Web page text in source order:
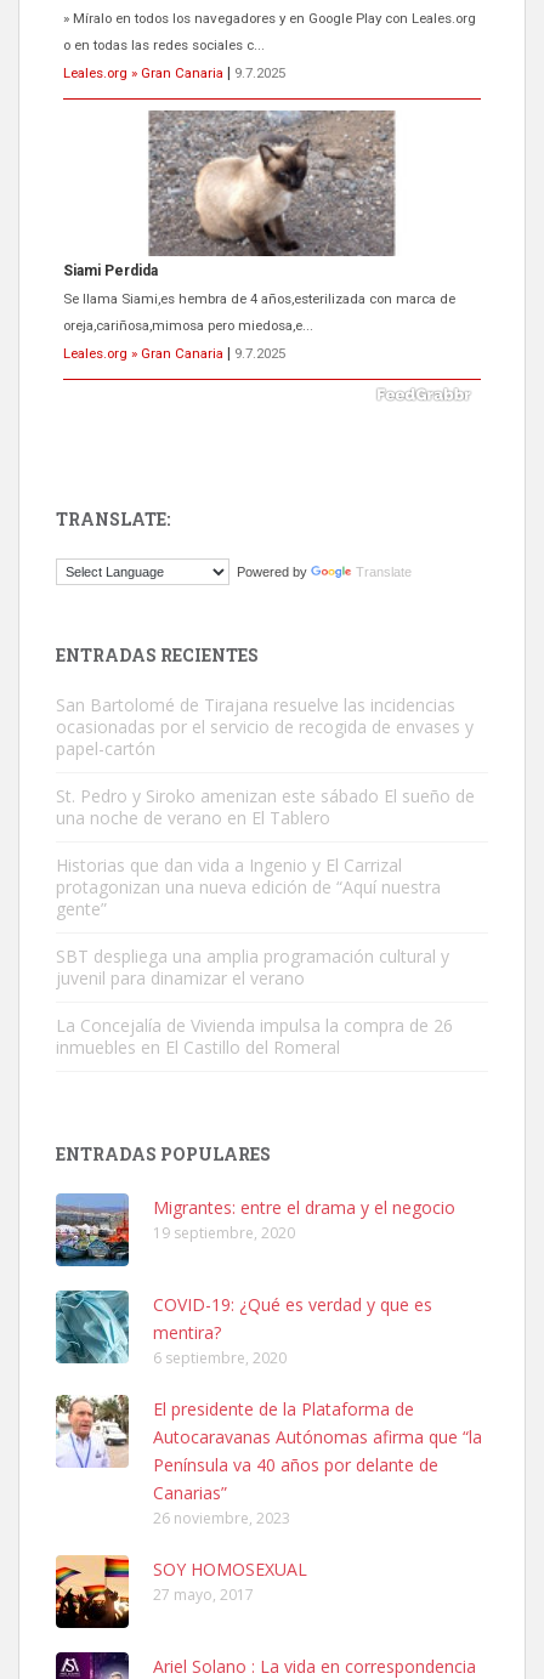
» Míralo en todos los navegadores y en Google Play con Leales.org
o en todas las redes sociales c...
Leales.org » Gran Canaria
9.7.2025
Siami Perdida
Se llama Siami,es hembra de 4 años,esterilizada con marca de
oreja,cariñosa,mimosa pero miedosa,e...
Leales.org » Gran Canaria
9.7.2025
El ayuntamiento se va a llevar a Los Gatos callejeros de la zona los
Este gato macho ha aparecido en la calle hace menos de un mes,
es muy manso y extremadamente cari...
Leales.org » Gran Canaria
Leales.org » Gran Canaria
SHIBA PERDIDO AVDA JOSE MESA Y LOPEZ
PERRO MACHO RAZA SHIBA CON MICROCHIP PERDIDO HOY
06/07/2025 ZONA MESA Y LOPEZ. ES MUY ASUSTADIZO
Leales.org » Gran Canaria
6.7.2025
Ninfa perdida
TRANSLATE:
Powered by Translate
ENTRADAS RECIENTES
San Bartolomé de Tirajana resuelve las incidencias
ocasionadas por el servicio de recogida de envases y
papel-cartón
St. Pedro y Siroko amenizan este sábado El sueño de
una noche de verano en El Tablero
Historias que dan vida a Ingenio y El Carrizal
protagonizan una nueva edición de “Aquí nuestra
gente”
SBT despliega una amplia programación cultural y
juvenil para dinamizar el verano
La Concejalía de Vivienda impulsa la compra de 26
inmuebles en El Castillo del Romeral
ENTRADAS POPULARES
Migrantes: entre el drama y el negocio
19 septiembre, 2020
COVID-19: ¿Qué es verdad y que es
mentira?
6 septiembre, 2020
El presidente de la Plataforma de
Autocaravanas Autónomas afirma que “la
Península va 40 años por delante de
Canarias”
26 noviembre, 2023
SOY HOMOSEXUAL
27 mayo, 2017
Ariel Solano : La vida en correspondencia